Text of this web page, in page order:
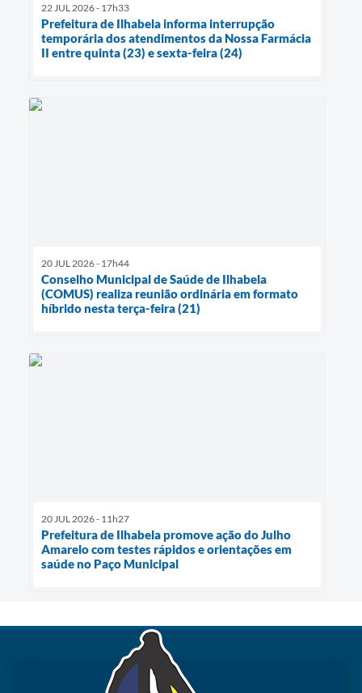
22 JUL 2026 - 17h33
Prefeitura de Ilhabela informa interrupção
temporária dos atendimentos da Nossa Farmácia
II entre quinta (23) e sexta-feira (24)
20 JUL 2026 - 17h44
Conselho Municipal de Saúde de Ilhabela
(COMUS) realiza reunião ordinária em formato
híbrido nesta terça-feira (21)
20 JUL 2026 - 11h27
Prefeitura de Ilhabela promove ação do Julho
Amarelo com testes rápidos e orientações em
saúde no Paço Municipal